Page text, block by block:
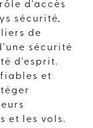
d'accès
sécurité,
de
sécurité
d'esprit.
fiables et
et les vols.